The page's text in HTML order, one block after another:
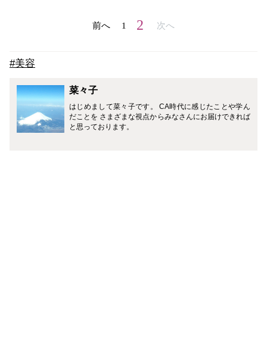
前へ 1 2 次へ
#美容
菜々子
はじめまして菜々子です。 CA時代に感じたことや学ん
だことを さまざまな視点からみなさんにお届けできれば
と思っております。